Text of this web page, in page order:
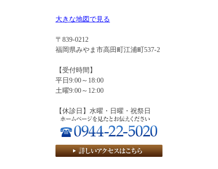
大きな地図で見る
〒839-0212
福岡県みやま市高田町江浦町537-2
【受付時間】
平日9:00～18:00
土曜9:00～12:00
【休診日】水曜・日曜・祝祭日